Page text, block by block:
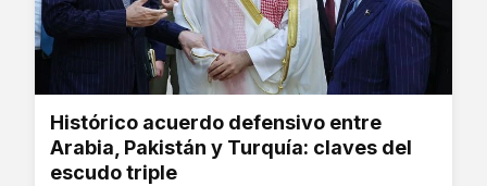
Histórico acuerdo defensivo entre
Arabia, Pakistán y Turquía: claves del
escudo triple